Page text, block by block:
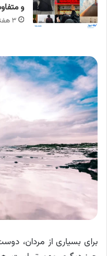
و
۳ هفته پیش
برای بسیاری از مردان،